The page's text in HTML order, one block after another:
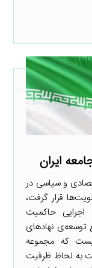
ایران
و سیاسی در
قرار گرفت،
اجرایی حاکمیت
توسعه‌ی نهادهای
که مجموعه
به لحاظ ظرفیت